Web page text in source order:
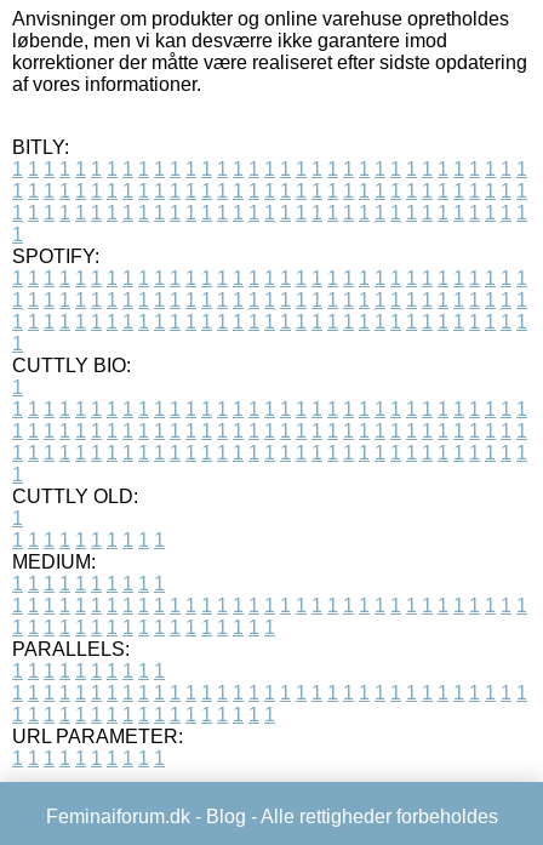
Anvisninger om produkter og online varehuse opretholdes
løbende, men vi kan desværre ikke garantere imod
korrektioner der måtte være realiseret efter sidste opdatering
af vores informationer.
BITLY:
1 1 1 1 1 1 1 1 1 1 1 1 1 1 1 1 1 1 1 1 1 1 1 1 1 1 1 1 1 1 1 1 1
1 1 1 1 1 1 1 1 1 1 1 1 1 1 1 1 1 1 1 1 1 1 1 1 1 1 1 1 1 1 1 1 1
1 1 1 1 1 1 1 1 1 1 1 1 1 1 1 1 1 1 1 1 1 1 1 1 1 1 1 1 1 1 1 1 1
1
SPOTIFY:
1 1 1 1 1 1 1 1 1 1 1 1 1 1 1 1 1 1 1 1 1 1 1 1 1 1 1 1 1 1 1 1 1
1 1 1 1 1 1 1 1 1 1 1 1 1 1 1 1 1 1 1 1 1 1 1 1 1 1 1 1 1 1 1 1 1
1 1 1 1 1 1 1 1 1 1 1 1 1 1 1 1 1 1 1 1 1 1 1 1 1 1 1 1 1 1 1 1 1
1
CUTTLY BIO:
1
1 1 1 1 1 1 1 1 1 1 1 1 1 1 1 1 1 1 1 1 1 1 1 1 1 1 1 1 1 1 1 1 1
1 1 1 1 1 1 1 1 1 1 1 1 1 1 1 1 1 1 1 1 1 1 1 1 1 1 1 1 1 1 1 1 1
1 1 1 1 1 1 1 1 1 1 1 1 1 1 1 1 1 1 1 1 1 1 1 1 1 1 1 1 1 1 1 1 1
1
CUTTLY OLD:
1
1 1 1 1 1 1 1 1 1 1
MEDIUM:
1 1 1 1 1 1 1 1 1 1
1 1 1 1 1 1 1 1 1 1 1 1 1 1 1 1 1 1 1 1 1 1 1 1 1 1 1 1 1 1 1 1 1
1 1 1 1 1 1 1 1 1 1 1 1 1 1 1 1 1
PARALLELS:
1 1 1 1 1 1 1 1 1 1
1 1 1 1 1 1 1 1 1 1 1 1 1 1 1 1 1 1 1 1 1 1 1 1 1 1 1 1 1 1 1 1 1
1 1 1 1 1 1 1 1 1 1 1 1 1 1 1 1 1
URL PARAMETER:
1 1 1 1 1 1 1 1 1 1
Feminaiforum.dk - Blog - Alle rettigheder forbeholdes